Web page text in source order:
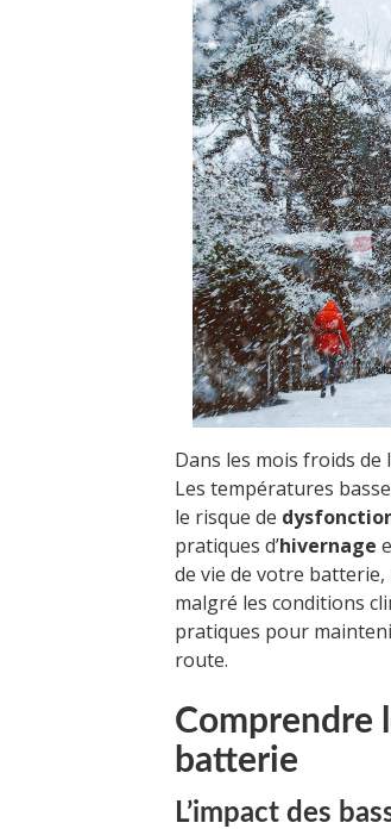
Dans les mois froids de
Les températures
le risque de
pratiques d’hivernage
de vie de votre
malgré les conditions
pratiques pour
route.
Comprendre
batterie
L’impact des